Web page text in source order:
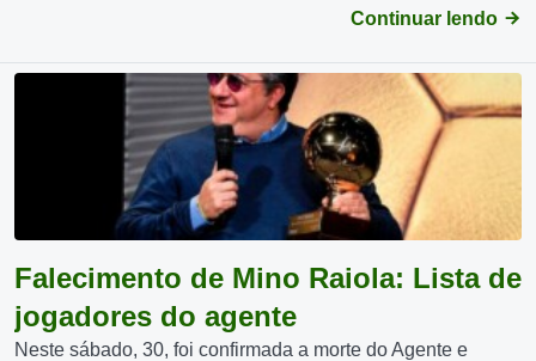
Continuar lendo
Falecimento de Mino Raiola: Lista de
jogadores do agente
Neste sábado, 30, foi confirmada a morte do Agente e